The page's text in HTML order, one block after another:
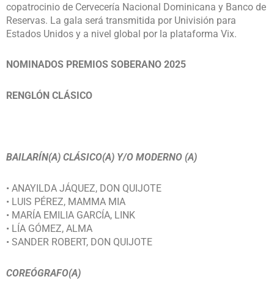
copatrocinio de Cervecería Nacional Dominicana y Banco de
Reservas. La gala será transmitida por Univisión para
Estados Unidos y a nivel global por la plataforma Vix.
NOMINADOS PREMIOS SOBERANO 2025
RENGLÓN CLÁSICO
BAILARÍN(A) CLÁSICO(A) Y/O MODERNO (A)
• ANAYILDA JÁQUEZ, DON QUIJOTE
• LUIS PÉREZ, MAMMA MIA
• MARÍA EMILIA GARCÍA, LINK
• LÍA GÓMEZ, ALMA
• SANDER ROBERT, DON QUIJOTE
COREÓGRAFO(A)